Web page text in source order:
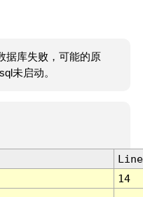
据库失败，可能的原
未启动。
Line
14